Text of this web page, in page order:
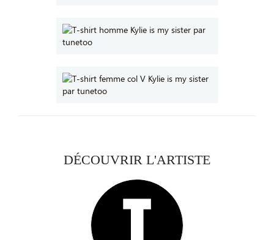
DÉCOUVRIR L'ARTISTE